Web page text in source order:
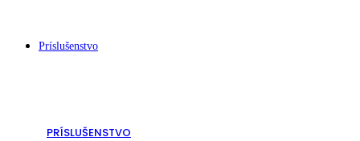
Príslušenstvo
PRÍSLUŠENSTVO